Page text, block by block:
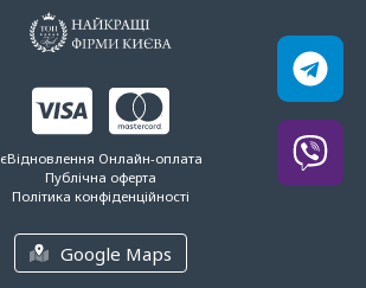
єВідновлення Онлайн-оплата
Публічна оферта
Політика конфіденційності
Google Maps